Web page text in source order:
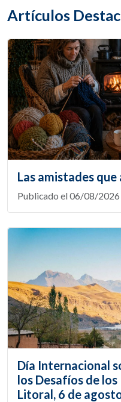
Artículos
Las amistades que
Publicado el 06/08/2026
Día Internacional
los Desafíos de
Litoral, 6 de